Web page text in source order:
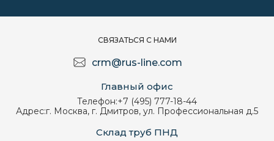
СВЯЗАТЬСЯ С НАМИ
crm@rus-line.com
Главный офис
Телефон:+7 (495) 777-18-44
Адрес:г. Москва, г. Дмитров, ул. Профессиональная д.5
Склад труб ПНД